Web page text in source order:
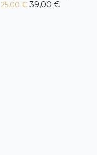
25,00 € 39,00 €